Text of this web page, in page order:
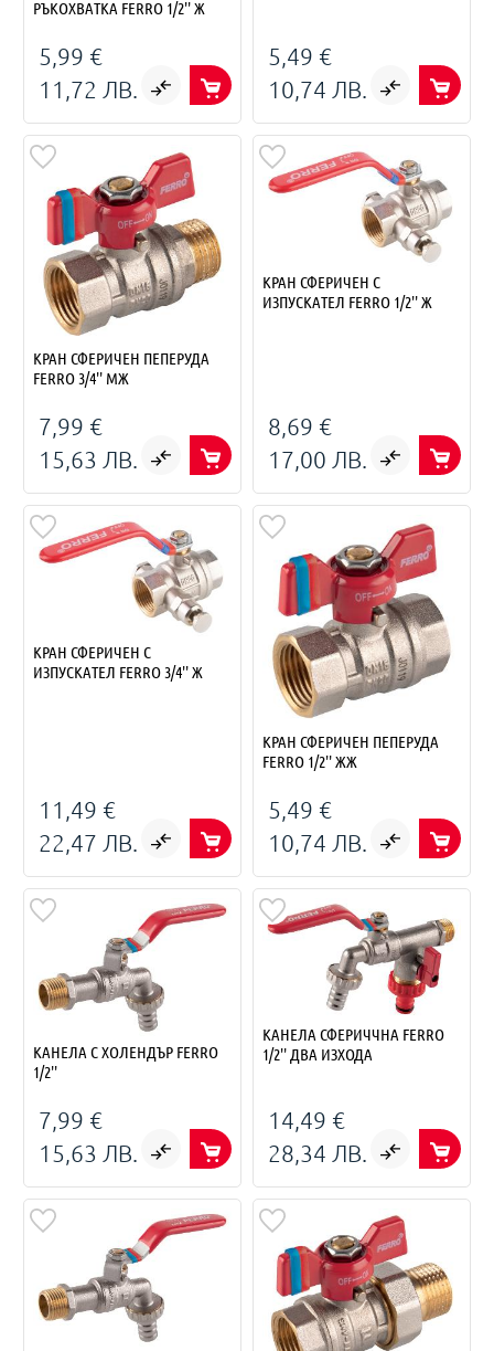
РЪКОХВАТКА FERRO 1/2'' Ж
5,99 €
11,72 ЛВ.
5,49 €
10,74 ЛВ.
КРАН СФЕРИЧЕН ПЕПЕРУДА
FERRO 3/4'' МЖ
7,99 €
15,63 ЛВ.
КРАН СФЕРИЧЕН С
ИЗПУСКАТЕЛ FERRO 1/2'' Ж
8,69 €
17,00 ЛВ.
КРАН СФЕРИЧЕН С
ИЗПУСКАТЕЛ FERRO 3/4'' Ж
11,49 €
22,47 ЛВ.
КРАН СФЕРИЧЕН ПЕПЕРУДА
FERRO 1/2'' ЖЖ
5,49 €
10,74 ЛВ.
КАНЕЛА С ХОЛЕНДЪР FERRO
1/2''
7,99 €
15,63 ЛВ.
КАНЕЛА СФЕРИЧЧНА FERRO
1/2'' ДВА ИЗХОДА
14,49 €
28,34 ЛВ.